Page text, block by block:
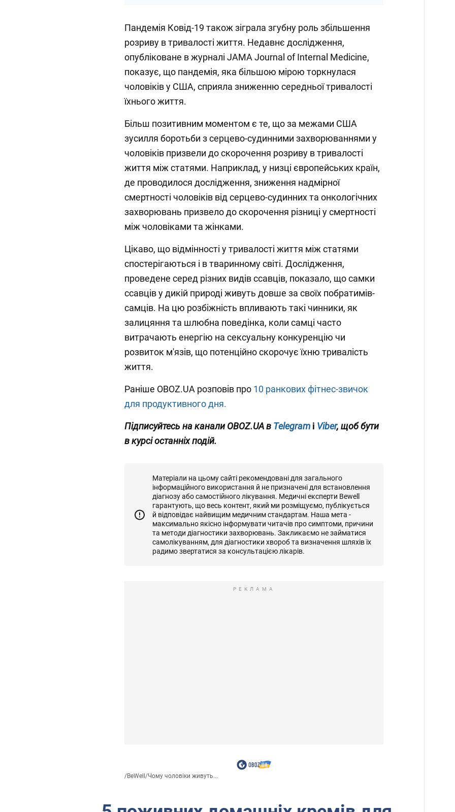
Пандемія Ковід-19 також зіграла згубну роль збільшення
розриву в тривалості життя. Недавнє дослідження,
опубліковане в журналі JAMA Journal of Internal Medicine,
показує, що пандемія, яка більшою мірою торкнулася
чоловіків у США, сприяла зниженню середньої тривалості
їхнього життя.
Більш позитивним моментом є те, що за межами США
зусилля боротьби з серцево-судинними захворюваннями у
чоловіків призвели до скорочення розриву в тривалості
життя між статями. Наприклад, у низці європейських країн,
де проводилося дослідження, зниження надмірної
смертності чоловіків від серцево-судинних та онкологічних
захворювань призвело до скорочення різниці у смертності
між чоловіками та жінками.
Цікаво, що відмінності у тривалості життя між статями
спостерігаються і в тваринному світі. Дослідження,
проведене серед різних видів ссавців, показало, що самки
ссавців у дикій природі живуть довше за своїх побратимів-
самців. На цю розбіжність впливають такі чинники, як
залицяння та шлюбна поведінка, коли самці часто
витрачають енергію на сексуальну конкуренцію чи
розвиток м'язів, що потенційно скорочує їхню тривалість
життя.
Раніше OBOZ.UA розповів про 10 ранкових фітнес-звичок
для продуктивного дня.
Підписуйтесь на канали OBOZ.UAв Telegram і Viber, щоб бути
в курсі останніх подій.
Матеріали на цьому сайті рекомендовані для загального
інформаційного використання й не призначені для встановлення
діагнозу або самостійного лікування. Медичні експерти Bewell
гарантують, що весь контент, який ми розміщуємо, публікується
й відповідає найвищим медичним стандартам. Наша мета -
максимально якісно інформувати читачів про симптоми, причини
та методи діагностики захворювань. Закликаємо не займатися
самолікуванням, для діагностики хвороб та визначення шляхів їх
радимо звертатися за консультацією лікарів.
РЕКЛАМА
/BeWell /Чому чоловіки живуть...